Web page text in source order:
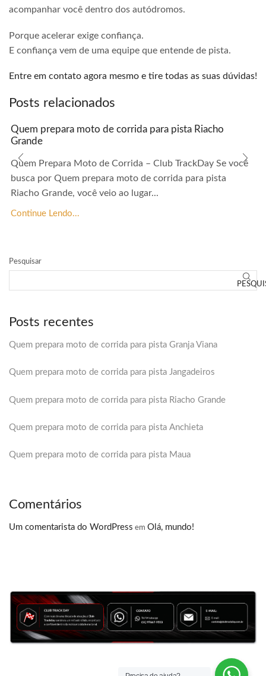
acompanhar você dentro dos autódromos.
Porque acelerar exige confiança.
E confiança vem de uma equipe que entende de pista.
Entre em contato agora mesmo e tire todas as suas dúvidas!
Posts relacionados
Quem prepara moto de corrida para pista Riacho
Grande
Quem Prepara Moto de Corrida – Club TrackDay Se você
busca por Quem prepara moto de corrida para pista
Riacho Grande, você veio ao lugar...
Continue Lendo...
Pesquisar
Posts recentes
Quem prepara moto de corrida para pista Granja Viana
Quem prepara moto de corrida para pista Jangadeiros
Quem prepara moto de corrida para pista Riacho Grande
Quem prepara moto de corrida para pista Anchieta
Quem prepara moto de corrida para pista Maua
Comentários
Um comentarista do WordPress em Olá, mundo!